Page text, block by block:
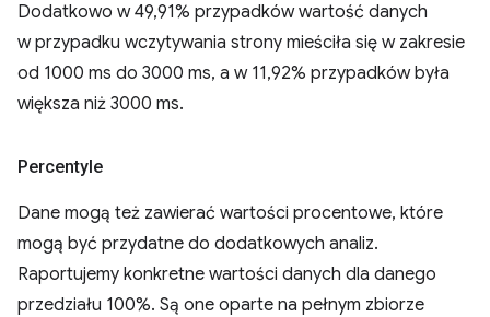
Dodatkowo w 49,91% przypadków wartość danych
w przypadku wczytywania strony mieściła się w zakresie
od 1000 ms do 3000 ms, a w 11,92% przypadków była
większa niż 3000 ms.
Percentyle
Dane mogą też zawierać wartości procentowe, które
mogą być przydatne do dodatkowych analiz.
Raportujemy konkretne wartości danych dla danego
przedziału 100%. Są one oparte na pełnym zbiorze